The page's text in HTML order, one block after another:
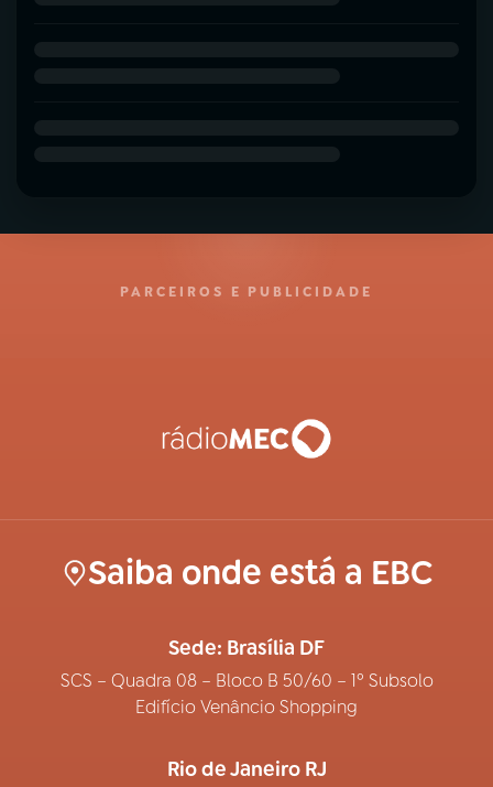
PARCEIROS E PUBLICIDADE
Saiba onde está a EBC
Sede: Brasília DF
SCS – Quadra 08 – Bloco B 50/60 – 1º Subsolo
Edifício Venâncio Shopping
Rio de Janeiro RJ